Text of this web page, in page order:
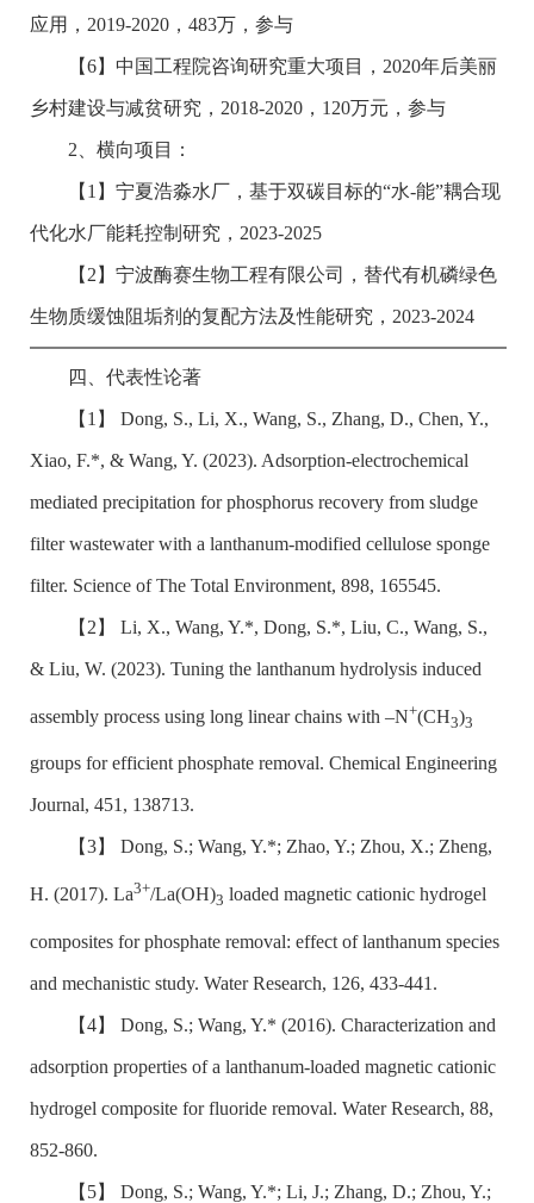
应用， 2019-2020 ， 483万，参与
【6】中国工程院咨询研究重大项目， 2020年后美丽
乡村建设与减贫研究， 2018-2020 ， 120万元，参与
2、横向项目：
【 1 】宁夏浩淼水厂，基于双碳目标的“水-能”耦合现
代化水厂能耗控制研究， 2023-2025
【2】宁波酶赛生物工程有限公司，替代有机磷绿色
生物质缓蚀阻垢剂的复配方法及性能研究， 2023-2024
四、代表性论著
【1】 Dong, S., Li, X., Wang, S., Zhang, D., Chen, Y.,
Xiao, F.*, & Wang, Y. (2023). Adsorption-electrochemical
mediated precipitation for phosphorus recovery from sludge
filter wastewater with a lanthanum-modified cellulose sponge
filter. Science of The Total Environment, 898, 165545.
【2】 Li, X., Wang, Y.*, Dong, S.*, Liu, C., Wang, S.,
& Liu, W. (2023). Tuning the lanthanum hydrolysis induced
assembly process using long linear chains with –N+(CH3)3
groups for efficient phosphate removal. Chemical Engineering
Journal, 451, 138713.
【3】 Dong, S.; Wang, Y.*; Zhao, Y.; Zhou, X.; Zheng,
H. (2017). La3+/La(OH)3 loaded magnetic cationic hydrogel
composites for phosphate removal: effect of lanthanum species
and mechanistic study. Water Research, 126, 433-441.
【4】 Dong, S.; Wang, Y.* (2016). Characterization and
adsorption properties of a lanthanum-loaded magnetic cationic
hydrogel composite for fluoride removal. Water Research, 88,
852-860.
【5】 Dong, S.; Wang, Y.*; Li, J.; Zhang, D.; Zhou, Y.;